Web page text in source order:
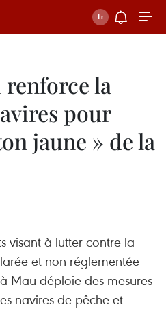
renforce la
pour
jaune » de la
visant à lutter contre la
et non réglementée
Mau déploie des mesures
navires de pêche et